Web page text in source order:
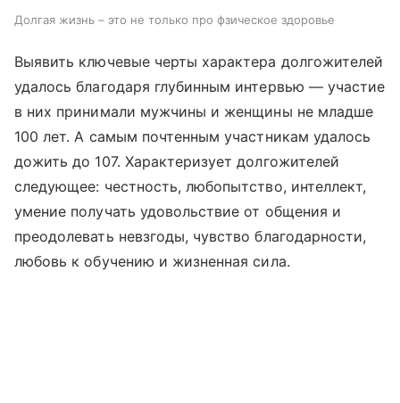
Долгая жизнь – это не только про фзическое здоровье
Выявить ключевые черты характера долгожителей
удалось благодаря глубинным интервью — участие
в них принимали мужчины и женщины не младше
100 лет. А самым почтенным участникам удалось
дожить до 107. Характеризует долгожителей
следующее: честность, любопытство, интеллект,
умение получать удовольствие от общения и
преодолевать невзгоды, чувство благодарности,
любовь к обучению и жизненная сила.